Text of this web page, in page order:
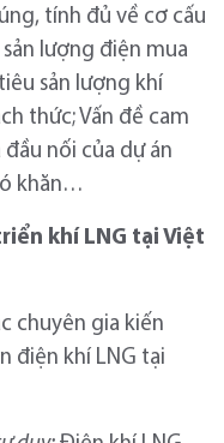
tính đủ về cơ cấu
lượng điện mua
sản lượng khí
thức; Vấn đề cam
nối của dự án
khăn…
khí LNG tại Việt
chuyên gia kiến
điện khí LNG tại